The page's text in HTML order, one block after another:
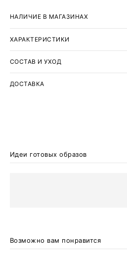
НАЛИЧИЕ В МАГАЗИНАХ
ХАРАКТЕРИСТИКИ
СОСТАВ И УХОД
ДОСТАВКА
Идеи готовых образов
Возможно вам понравится